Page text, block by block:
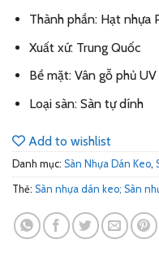
Thành phần: Hạt nhựa
Xuất xứ: Trung Quốc
Bề mặt: Vân gỗ phủ UV
Loại sàn: Sàn tự dính
Add to wishlist
Danh mục: Sàn Nhựa Dán Keo,
Thẻ: Sàn nhựa dán keo; Sàn